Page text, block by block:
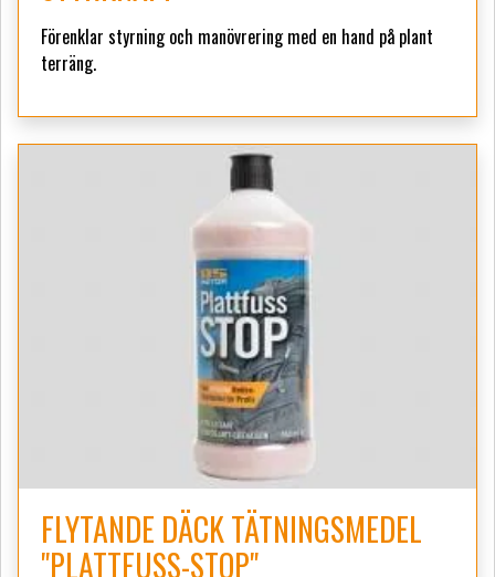
Förenklar styrning och manövrering med en hand på plant
terräng.
FLYTANDE DÄCK TÄTNINGSMEDEL
"PLATTFUSS-STOP"